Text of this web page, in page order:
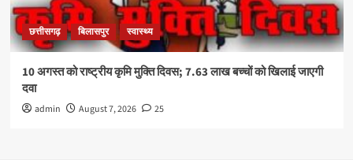
छत्तीसगढ़ बिलासपुर स्वास्थ्य
10 अगस्त को राष्ट्रीय कृमि मुक्ति दिवस; 7.63 लाख बच्चों को खिलाई जाएगी
दवा
admin August 7, 2026 25